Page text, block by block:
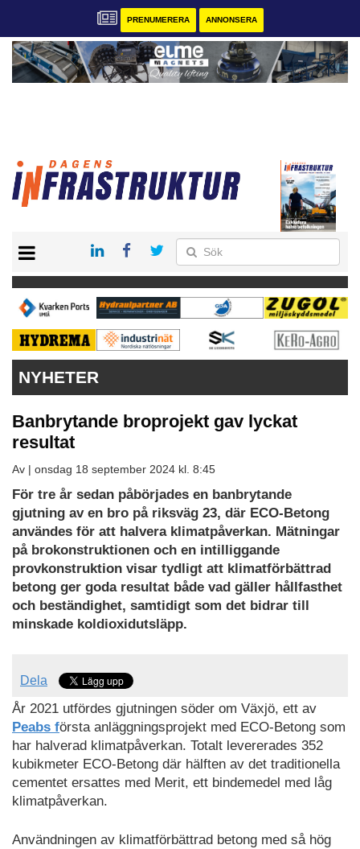
PRENUMERERA ANNONSERA
KONTAKT
VÅRA ANDRA MAGASIN
PRENUMERERA
ANNONSERA
NYHETER
Banbrytande broprojekt gav lyckat
resultat
Av | onsdag 18 september 2024 kl. 8:45
För tre år sedan påbörjades en banbrytande
gjutning av en bro på riksväg 23, där ECO-Betong
användes för att halvera klimatpåverkan. Mätningar
på brokonstruktionen och en intilliggande
provkonstruktion visar tydligt att klimatförbättrad
betong ger goda resultat både vad gäller hållfasthet
och beständighet, samtidigt som det bidrar till
minskade koldioxidutsläpp.
Dela
År 2021 utfördes gjutningen söder om Växjö, ett av
Peabs första anläggningsprojekt med ECO-Betong som
har halverad klimatpåverkan. Totalt levererades 352
kubikmeter ECO-Betong där hälften av det traditionella
cementet ersattes med Merit, ett bindemedel med låg
klimatpåverkan.
Användningen av klimatförbättrad betong med så hög